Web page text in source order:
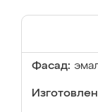
Фасад: